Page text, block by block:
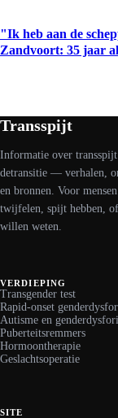
"Ik heb aan de
Zandvoort: 35 jaar
Transspijt
Informatie over
detransitie — verhalen,
en bronnen. Voor
twijfelen, spijt hebben,
willen weten.
VERDIEPING
Transgender test
Rapid-onset
Autisme en
Puberteitsremmers
Hormoontherapie
Geslachtsoperatie
SITE